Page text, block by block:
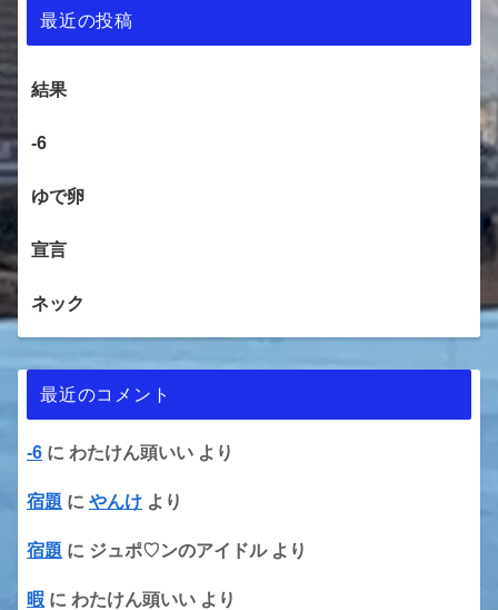
最近の投稿
結果
-6
ゆで卵
宣言
ネック
最近のコメント
-6 に わたけん頭いい より
宿題 に やんけ より
宿題 に ジュポ♡ンのアイドルより
暇 に わたけん頭いい より